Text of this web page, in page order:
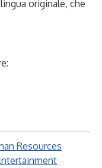
originale, che
Resources